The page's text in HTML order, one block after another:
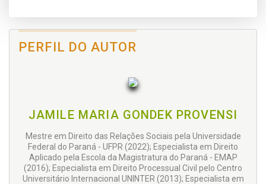
PERFIL DO AUTOR
JAMILE MARIA GONDEK PROVENSI
Mestre em Direito das Relações Sociais pela Universidade
Federal do Paraná - UFPR (2022); Especialista em Direito
Aplicado pela Escola da Magistratura do Paraná - EMAP
(2016); Especialista em Direito Processual Civil pelo Centro
Universitário Internacional UNINTER (2013); Especialista em